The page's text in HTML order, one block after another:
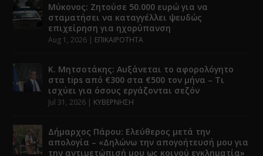
Μύκονος: Ζητούσε 50.000 ευρώ για να
σταματήσει να καταγγέλλει ψευδώς
επιχείρηση για ηχορύπανση
Aug 1, 2026 | ΕΠΙΚΑΙΡΟΤΗΤΑ
Κ. Μητσοτάκης: Αυξάνεται το αφορολόγητο
στα tips από €300 στα €500 τον μήνα – Τι
ισχύει για όσους εργάζονται σεζόν
Jul 31, 2026 | ΚΥΒΕΡΝΗΣΗ
Δήμαρχος Πάρου: Ελεύθερος μετά την
απολογία – «Δηλώνω την απογοήτευσή μου για
την αντιμετώπισή μου ως κοινού εγκληματία»